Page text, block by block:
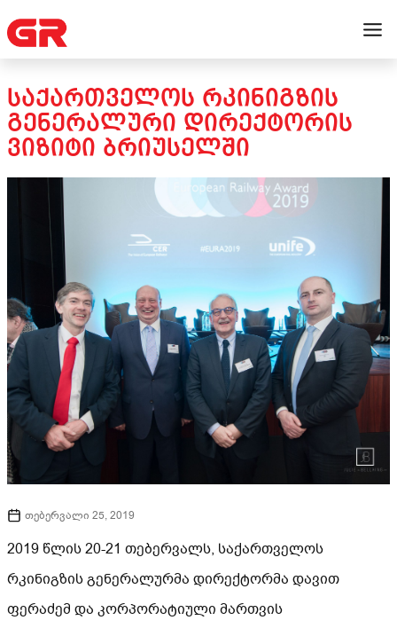
ᲡᲐᲥᲐᲠᲗᲕᲔᲚᲝᲡ ᲠᲙᲘᲜᲘᲒᲖᲘᲡ
ᲒᲔᲜᲔᲠᲐᲚᲣᲠᲘ ᲓᲘᲠᲔᲥᲢᲝᲠᲘᲡ
ᲕᲘᲖᲘᲢᲘ ᲑᲠᲘᲣᲡᲔᲚᲨᲘ
თებერვალი 25, 2019
2019 წლის 20-21 თებერვალს, საქართველოს
რკინიგზის გენერალურმა დირექტორმა დავით
ფერაძემ და კორპორატიული მართვის